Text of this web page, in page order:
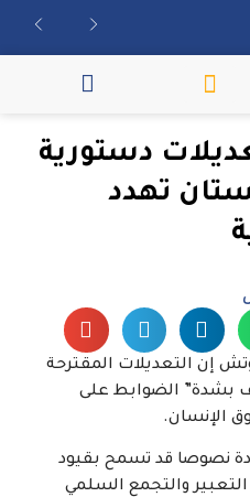
دستورية
تهدد
إن التعديلات المقترحة
بشدة” الضوابط على
الإنسان.
نصوصا قد تسمح بقيود
والتجمع السلمي